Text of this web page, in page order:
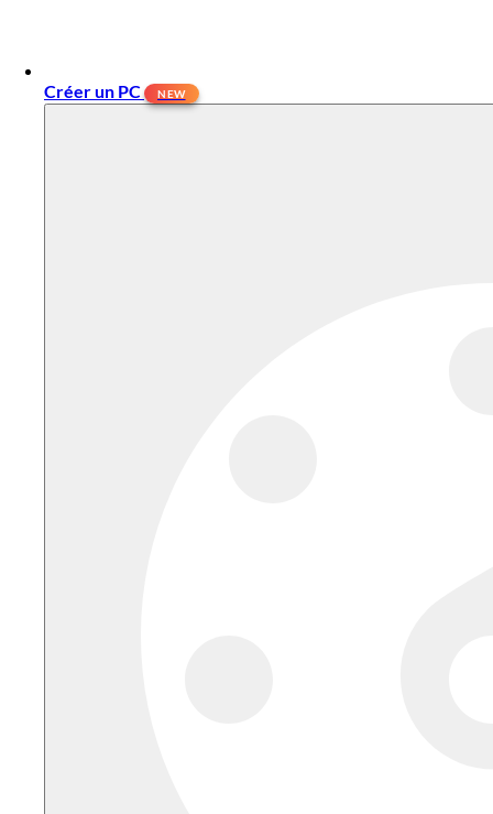
Créer un PC NEW